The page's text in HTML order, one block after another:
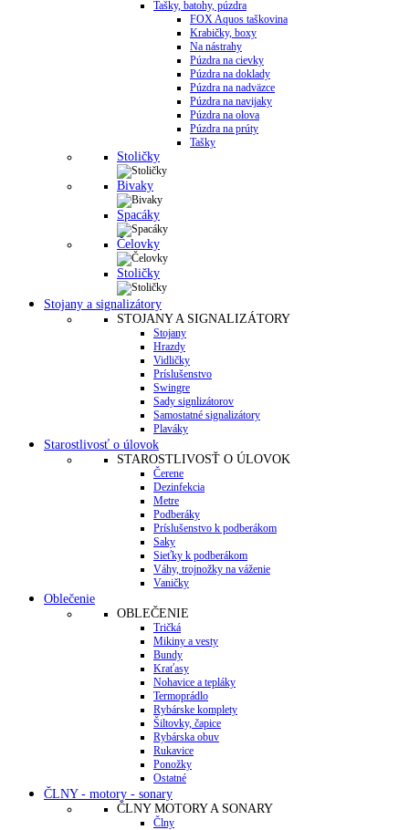
Tašky, batohy, púzdra
FOX Aquos taškovina
Krabičky, boxy
Na nástrahy
Púzdra na cievky
Púzdra na doklady
Púzdra na nadväzce
Púzdra na navijaky
Púzdra na olova
Púzdra na prúty
Tašky
Stoličky
Bivaky
Spacáky
Čelovky
Stoličky
Stojany a signalizátory
STOJANY A SIGNALIZÁTORY
Stojany
Hrazdy
Vidličky
Príslušenstvo
Swingre
Sady signlizátorov
Samostatné signalizátory
Plaváky
Starostlivosť o úlovok
STAROSTLIVOSŤ O ÚLOVOK
Čerene
Dezinfekcia
Metre
Podberáky
Príslušenstvo k podberákom
Saky
Sieťky k podberákom
Váhy, trojnožky na váženie
Vaničky
Oblečenie
OBLEČENIE
Tričká
Mikiny a vesty
Bundy
Kraťasy
Nohavice a tepláky
Termoprádlo
Rybárske komplety
Šiltovky, čapice
Rybárska obuv
Rukavice
Ponožky
Ostatné
ČLNY - motory - sonary
ČLNY MOTORY A SONARY
Člny